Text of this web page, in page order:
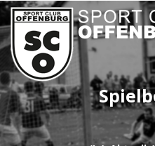
SUCHE
Home